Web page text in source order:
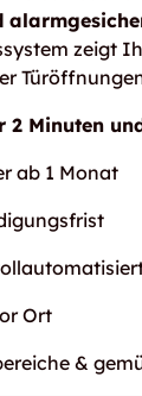
zeigt
2 Minuten
ab 1 Monat
Ort
&